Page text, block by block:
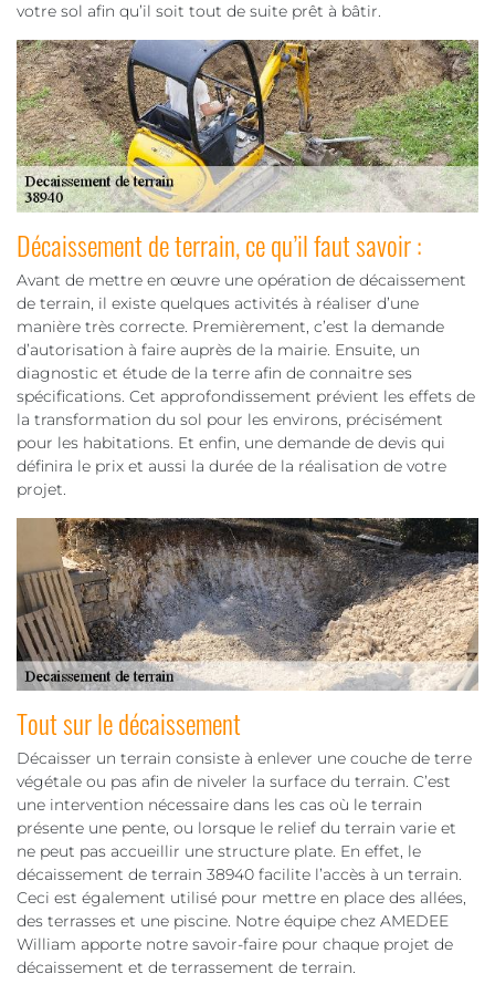
votre sol afin qu’il soit tout de suite prêt à bâtir.
Décaissement de terrain, ce qu’il faut savoir :
Avant de mettre en œuvre une opération de décaissement
de terrain, il existe quelques activités à réaliser d’une
manière très correcte. Premièrement, c’est la demande
d’autorisation à faire auprès de la mairie. Ensuite, un
diagnostic et étude de la terre afin de connaitre ses
spécifications. Cet approfondissement prévient les effets de
la transformation du sol pour les environs, précisément
pour les habitations. Et enfin, une demande de devis qui
définira le prix et aussi la durée de la réalisation de votre
projet.
Tout sur le décaissement
Décaisser un terrain consiste à enlever une couche de terre
végétale ou pas afin de niveler la surface du terrain. C’est
une intervention nécessaire dans les cas où le terrain
présente une pente, ou lorsque le relief du terrain varie et
ne peut pas accueillir une structure plate. En effet, le
décaissement de terrain 38940 facilite l’accès à un terrain.
Ceci est également utilisé pour mettre en place des allées,
des terrasses et une piscine. Notre équipe chez AMEDEE
William apporte notre savoir-faire pour chaque projet de
décaissement et de terrassement de terrain.